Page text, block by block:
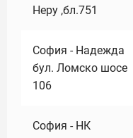
Неру ,бл.751
София - Надежда
бул. Ломско шосе
106
София - НК